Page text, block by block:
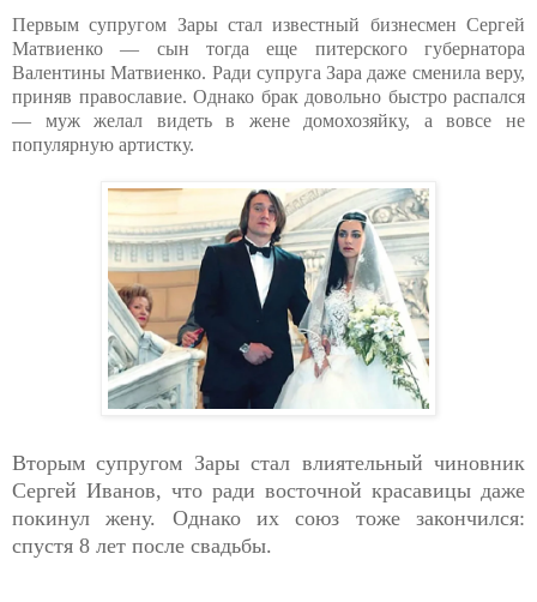
Первым супругом Зары стал известный бизнесмен Сергей
Матвиенко — сын тогда еще питерского губернатора
Валентины Матвиенко. Ради супруга Зара даже сменила веру,
приняв православие. Однако брак довольно быстро распался
— муж желал видеть в жене домохозяйку, а вовсе не
популярную артистку.
Вторым супругом Зары стал влиятельный чиновник
Сергей Иванов, что ради восточной красавицы даже
покинул жену. Однако их союз тоже закончился:
спустя 8 лет после свадьбы.